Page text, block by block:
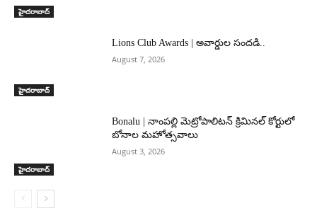
హైదరాబాద్‌
హైదరాబాద్‌
Lions Club Awards | అవార్డుల సందడి..
August 7, 2026
హైదరాబాద్‌
Bonalu | నాంపల్లి మెట్రోపాలిటన్ క్రిమినల్ కోర్టులో
బోనాల మహోత్సవాలు
August 3, 2026